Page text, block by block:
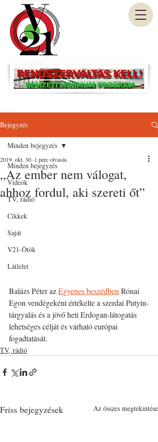
Bejegyzés
Minden bejegyzés
Videók
TV, rádió
Cikkek
Saját
V21-Ötök
Látlelet
Minden bejegyzés
„Az ember nem válogat,
ahhoz fordul, aki szereti őt”
2019. okt. 30. 1 perc olvasás
Balázs Péter az Egyenes beszédben Rónai
Egon vendégeként értékelte a szerdai Putyin-
tárgyalás és a jövő heti Erdogan-látogatás
lehetséges célját és várható európai
fogadtatását.
TV, rádió
Friss bejegyzések Az összes megtekintése